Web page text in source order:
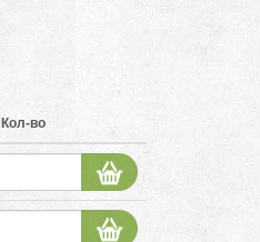
Кол-во